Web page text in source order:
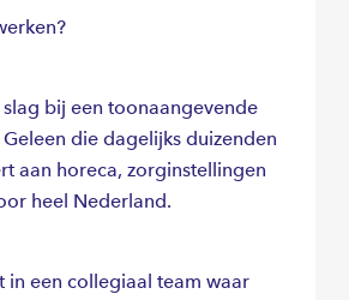
bij een toonaangevende
die dagelijks duizenden
aan horeca, zorginstellingen
heel Nederland.
in een collegiaal team waar